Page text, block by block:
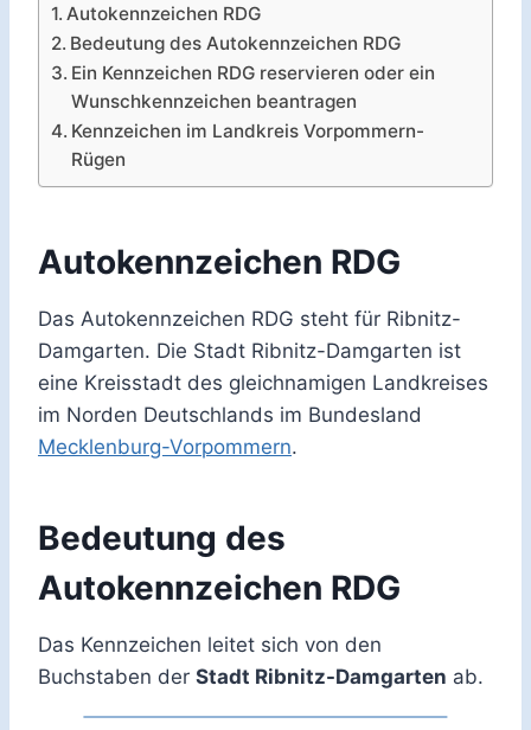
Autokennzeichen RDG
Bedeutung des Autokennzeichen RDG
Ein Kennzeichen RDG reservieren oder ein
Wunschkennzeichen beantragen
Kennzeichen im Landkreis Vorpommern-
Rügen
Autokennzeichen RDG
Das Autokennzeichen RDG steht für Ribnitz-
Damgarten. Die Stadt Ribnitz-Damgarten ist
eine Kreisstadt des gleichnamigen Landkreises
im Norden Deutschlands im Bundesland
Mecklenburg-Vorpommern.
Bedeutung des
Autokennzeichen RDG
Das Kennzeichen leitet sich von den
Buchstaben der Stadt Ribnitz-Damgarten ab.